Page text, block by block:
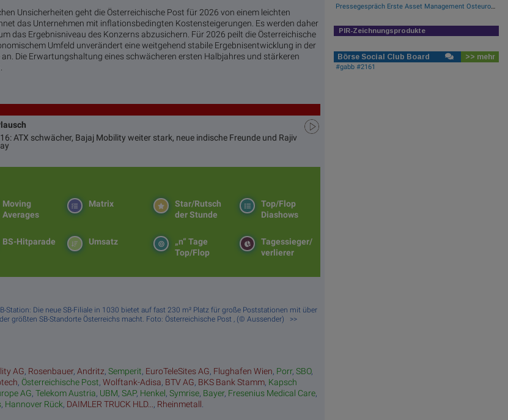
Unsicherheiten geht die Österreichische Post für 2026 von einem leichten
das Unternehmen mit inflationsbedingten Kostensteigerungen. Es werden daher
das Ergebnisniveau des Konzerns abzusichern. Für 2026 peilt die Österreichische
Umfeld unverändert eine weitgehend stabile Ergebnisentwicklung in der
Die Erwartungshaltung eines schwächeren ersten Halbjahres und stärkeren
ATX schwächer, Bajaj Mobility weiter stark, neue indische Freunde und Rajiv
Top/Flop
Diashows
Star/Rutsch
der Stunde
Matrix
Moving
Averages
Tagessieger/
verlierer
„n“ Tage
Top/Flop
Umsatz
BS-Hitparade
Station: Die neue SB-Filiale in 1030 bietet auf fast 230 m² Platz für große Poststationen mit über
größten SB-Standorte Österreichs macht. Foto: Österreichische Post , (© Aussender) >>
AG, Rosenbauer,Andritz,Semperit, EuroTeleSites AG, Flughafen Wien, Porr,SBO,
, Österreichische Post,Wolftank-Adisa, BTV AG, BKS Bank Stamm, Kapsch
AG,Telekom Austria, UBM,SAP, Henkel,Symrise, Bayer, Fresenius Medical Care,
, Hannover Rück, DAIMLER TRUCK HLD... , Rheinmetall
Pressegespräch Erste Asset Management Osteuropa Aktien
PIR-Zeichnungsprodukte
Börse Social Club Board >> mehr
#gabb #2161